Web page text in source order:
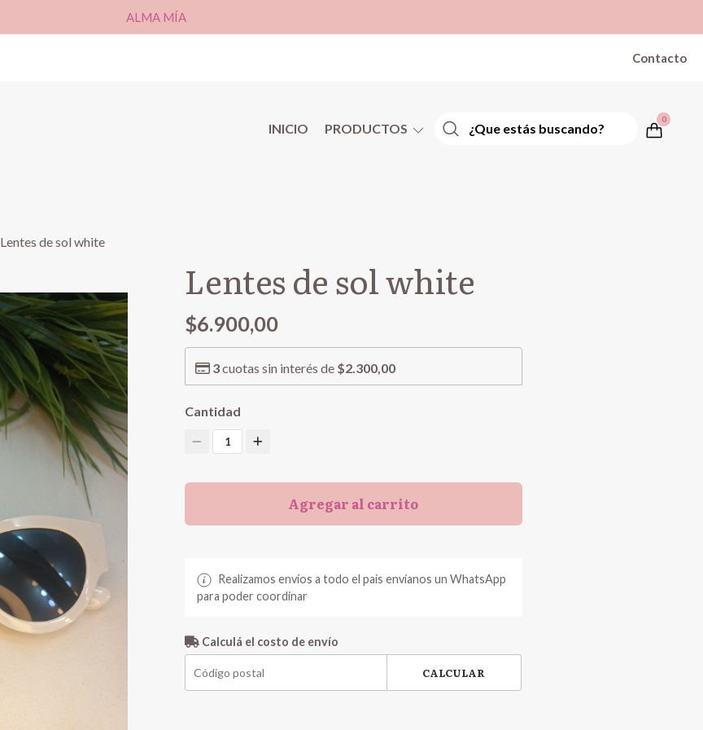
ALMA MÍA
Contacto
INICIO PRODUCTOS
0
Lentes de sol white
Lentes de sol white
$6.900,00
3cuotas sin interés de $2.300,00
Cantidad
1
Agregar al carrito
Realizamos envíos a todo el país envíanos un WhatsApp
para poder coordinar
Calculá el costo de envío
CALCULAR